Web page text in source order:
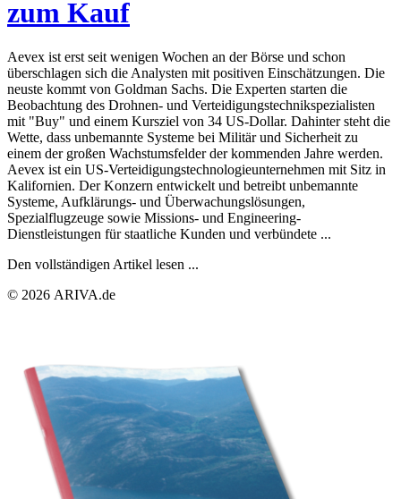
zum Kauf
Aevex ist erst seit wenigen Wochen an der Börse und schon
überschlagen sich die Analysten mit positiven Einschätzungen. Die
neuste kommt von Goldman Sachs. Die Experten starten die
Beobachtung des Drohnen- und Verteidigungstechnikspezialisten
mit "Buy" und einem Kursziel von 34 US-Dollar. Dahinter steht die
Wette, dass unbemannte Systeme bei Militär und Sicherheit zu
einem der großen Wachstumsfelder der kommenden Jahre werden.
Aevex ist ein US-Verteidigungstechnologieunternehmen mit Sitz in
Kalifornien. Der Konzern entwickelt und betreibt unbemannte
Systeme, Aufklärungs- und Überwachungslösungen,
Spezialflugzeuge sowie Missions- und Engineering-
Dienstleistungen für staatliche Kunden und verbündete ...
Den vollständigen Artikel lesen ...
© 2026 ARIVA.de